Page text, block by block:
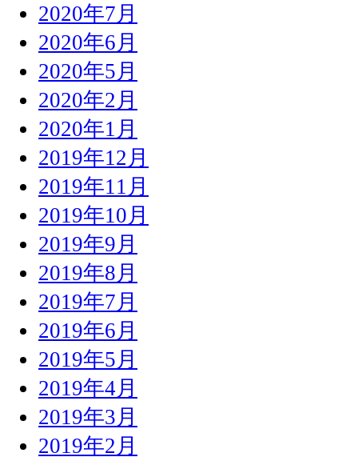
2020年7月
2020年6月
2020年5月
2020年2月
2020年1月
2019年12月
2019年11月
2019年10月
2019年9月
2019年8月
2019年7月
2019年6月
2019年5月
2019年4月
2019年3月
2019年2月